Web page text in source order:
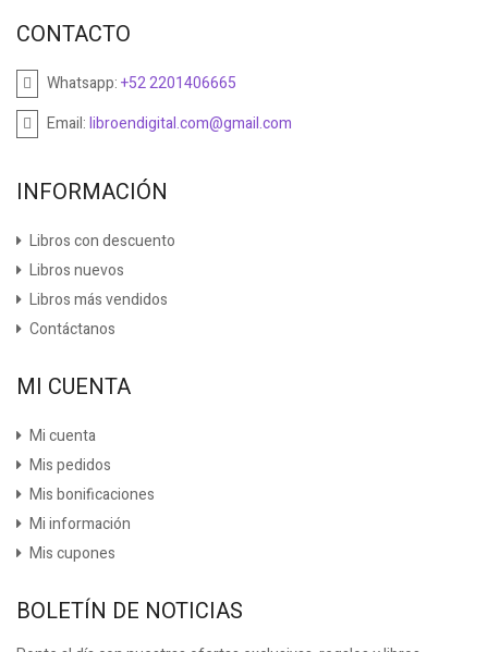
CONTACTO
Whatsapp:+52 2201406665
Email:libroendigital.com@gmail.com
INFORMACIÓN
Libros con descuento
Libros nuevos
Libros más vendidos
Contáctanos
MI CUENTA
Mi cuenta
Mis pedidos
Mis bonificaciones
Mi información
Mis cupones
BOLETÍN DE NOTICIAS